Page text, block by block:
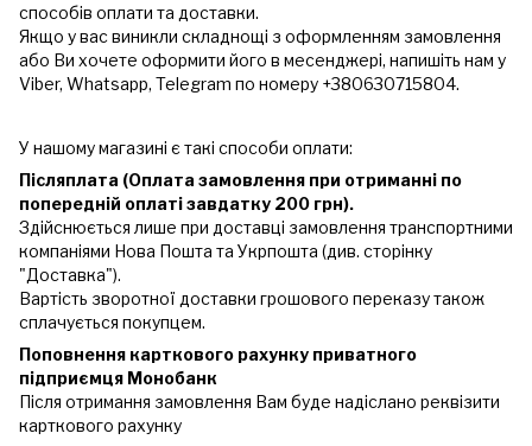
способів оплати та доставки.
Якщо у вас виникли складнощі з оформленням замовлення
або Ви хочете оформити його в месенджері, напишіть нам у
Viber, Whatsapp, Telegram по номеру +380630715804.
У нашому магазині є такі способи оплати:
Післяплата (Оплата замовлення при отриманні по
попередній оплаті завдатку 200 грн).
Здійснюється лише при доставці замовлення транспортними
компаніями Нова Пошта та Укрпошта (див. сторінку
"Доставка").
Вартість зворотної доставки грошового переказу також
сплачується покупцем.
Поповнення карткового рахунку приватного
підприємця Монобанк
Після отримання замовлення Вам буде надіслано реквізити
карткового рахунку